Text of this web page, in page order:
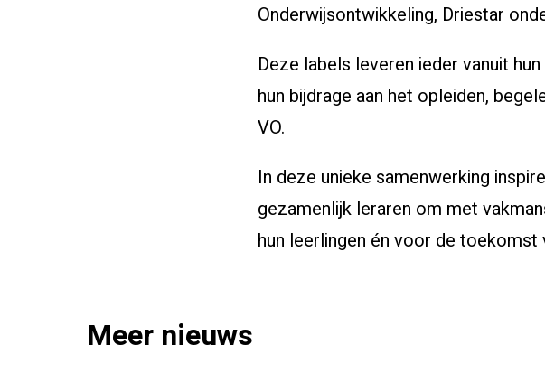
Onderwijsontwikkeling, Driestar
Deze labels leveren ieder vanuit
hun bijdrage aan het opleiden,
VO.
In deze unieke samenwerking
gezamenlijk leraren om met
hun leerlingen én voor de toekomst
Meer nieuws